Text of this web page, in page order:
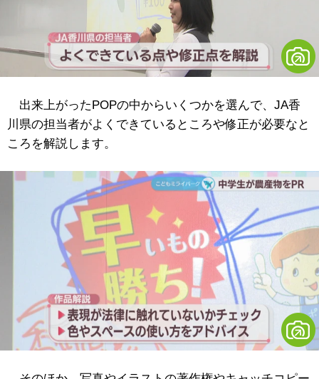
出来上がったPOPの中からいくつかを選んで、JA香
川県の担当者がよくできているところや修正が必要なと
ころを解説します。